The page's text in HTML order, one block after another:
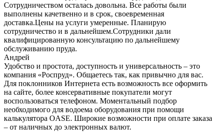
Сотрудничеством осталась довольна. Все работы были
выполнены качетвенно и в срок, своевременная
доставка.Цены на услуги умеренные. Планирую
сотрудничество и в дальнейшем.Сотрудники дали
квалифицированную консультацию по дальнейшему
обслуживанию пруда.
Андрей
Удобство и простота, доступность и универсальность – это
компания «Роспруд». Общаетесь так, как привычно для вас.
Для поклонников Интернета есть возможность все оформить
на сайте, более консервативные покупатели могут
воспользоваться телефоном. Моментальный подбор
необходимого для водоема оборудования при помощи
калькулятора OASE. Широкие возможности при оплате заказа
– от наличных до электронных валют.